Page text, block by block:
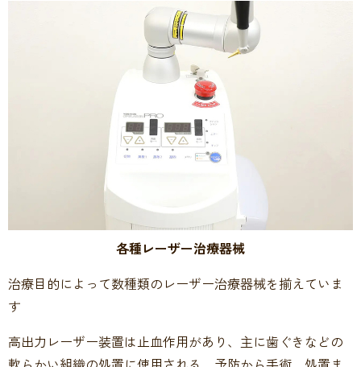
各種レーザー治療器械
治療目的によって数種類のレーザー治療器械を揃えていま
す
高出力レーザー装置は止血作用があり、主に歯ぐきなどの